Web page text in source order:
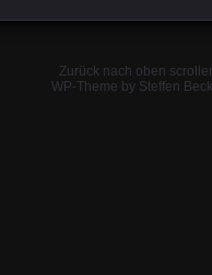
Zurück nach oben
WP-Theme by Steffen